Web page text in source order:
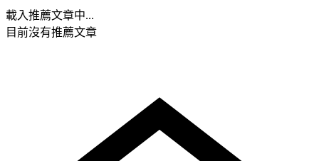
載入推薦文章中...
目前沒有推薦文章